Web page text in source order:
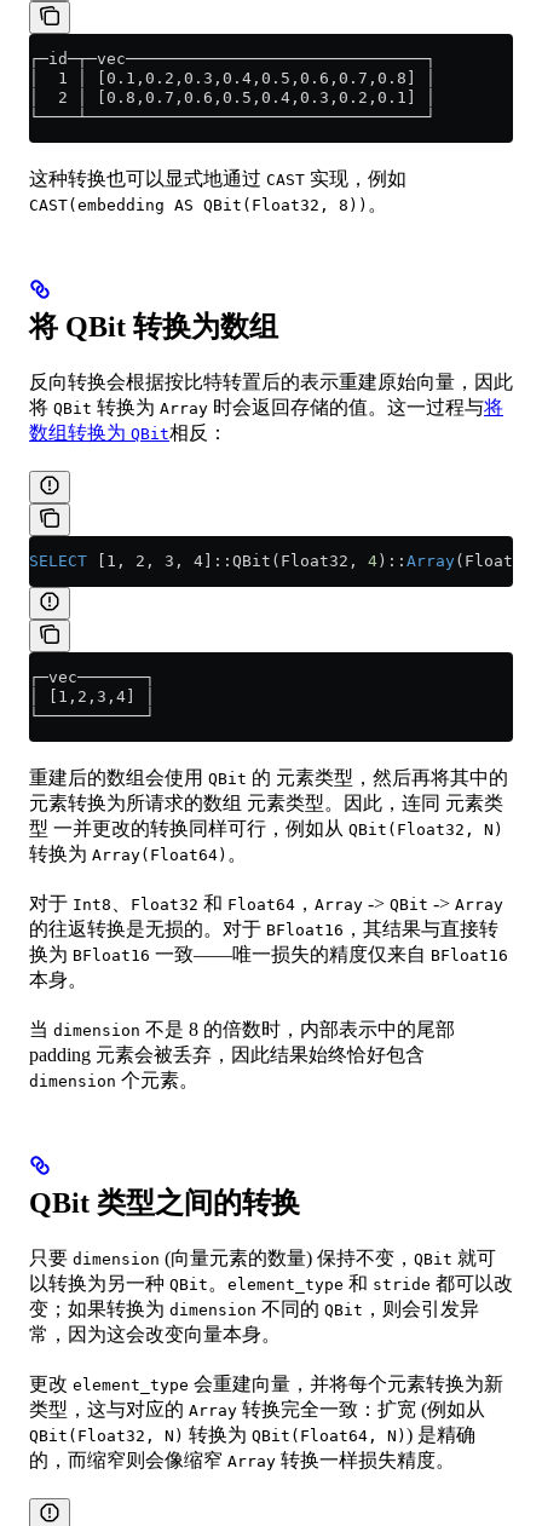
┌─id─┬─vec───────────────────────────────┐
│  1 │ [0.1,0.2,0.3,0.4,0.5,0.6,0.7,0.8] │
│  2 │ [0.8,0.7,0.6,0.5,0.4,0.3,0.2,0.1] │
└────┴───────────────────────────────────┘
这种转换也可以显式地通过 CAST 实现，例如
CAST(embedding AS QBit(Float32, 8)) 。
将 QBit 转换为数组
反向转换会根据按比特转置后的表示重建原始向量，因此
将 QBit 转换为 Array 时会返回存储的值。这一过程与将
数组转换为 QBit相反：
SELECT [1, 2, 3, 4]::QBit(Float32, 4 ):: Array
┌─vec───────┐
│ [1,2,3,4] │
└───────────┘
重建后的数组会使用 QBit 的 元素类型，然后再将其中的
元素转换为所请求的数组 元素类型。因此，连同 元素类
型 一并更改的转换同样可行，例如从 QBit(Float32, N)
转换为 Array(Float64) 。
对于 Int8 Float32 和 Float64 ， Array -> QBit -> Array
的往返转换是无损的。对于 BFloat16 ，其结果与直接转
换为 BFloat16 一致——唯一损失的精度仅来自 BFloat16
本身。
当 dimension 不是 8 的倍数时，内部表示中的尾部
padding 元素会被丢弃，因此结果始终恰好包含
dimension 个元素。
QBit 类型之间的转换
只要 dimension (向量元素的数量) 保持不变， QBit 就可
以转换为另一种 QBit 。 element_type 和 stride 都可以改
变；如果转换为 dimension 不同的 QBit ，则会引发异
常，因为这会改变向量本身。
更改 element_type 会重建向量，并将每个元素转换为新
类型，这与对应的 Array 转换完全一致：扩宽 (例如从
QBit(Float32, N) 转换为 QBit(Float64, N) ) 是精确
的，而缩窄则会像缩窄 Array 转换一样损失精度。